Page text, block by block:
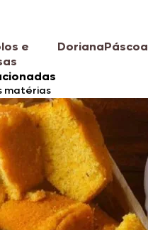
e
DorianaPáscoa
matérias